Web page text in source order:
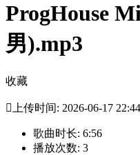
ProgHouse
男).mp3
收藏
 上传时间: 2026-06-17
歌曲时长: 6:56
播放次数: 3